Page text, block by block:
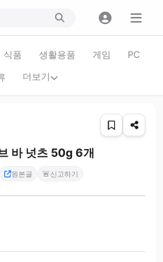
식품 생활용품 게임
PC
더보기
바 넛츠 50g 6개
원본글 🚨신고하기